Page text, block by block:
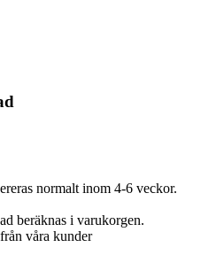
normalt inom 4-6 veckor.
beräknas i varukorgen.
våra kunder